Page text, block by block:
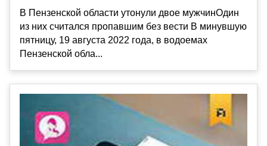
В Пензенской области утонули двое мужчинОдин
из них считался пропавшим без вести В минувшую
пятницу, 19 августа 2022 года, в водоемах
Пензенской обла...